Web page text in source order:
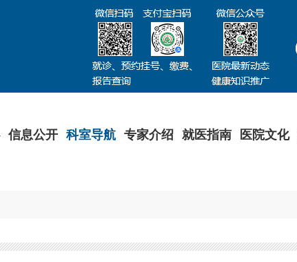
信息公开 科室导航 专家介绍 就医指南 医院文化